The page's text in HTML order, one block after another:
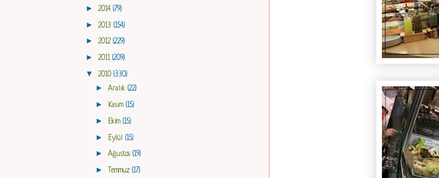
► 2014 (79)
► 2013 (154)
► 2012 (229)
► 2011 (209)
▼ 2010 (330)
► Aralık (22)
► Kasım (15)
► Ekim (15)
► Eylül (15)
► Ağustos (19)
►Temmuz (17)